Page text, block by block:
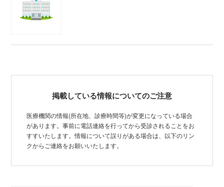
掲載している情報についてのご注意
医療機関の情報(所在地、診療時間等)が変更になっている場合
があります。事前に電話連絡を行ってから受診されることをお
すすいたします。情報について誤りがある場合は、以下のリン
クからご連絡をお願いいたします。